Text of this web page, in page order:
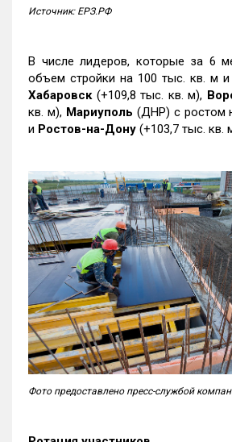
Источник: ЕРЗ.РФ
В числе лидеров, которые за 6
объем стройки на 100 тыс. кв. м и
Хабаровск (+109,8 тыс. кв. м),
кв. м), Мариуполь (ДНР) с ростом
и Ростов-на-Дону (+103,7 тыс. кв.
Фото предоставлено пресс-службой